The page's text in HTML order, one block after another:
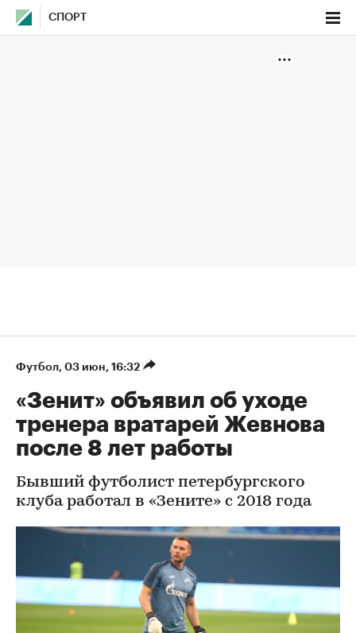
СПОРТ
Футбол⁠, 03 июн, 16:32
«Зенит» объявил об уходе
тренера вратарей Жевнова
после 8 лет работы
Бывший футболист петербургского
клуба работал в «Зените» с 2018 года